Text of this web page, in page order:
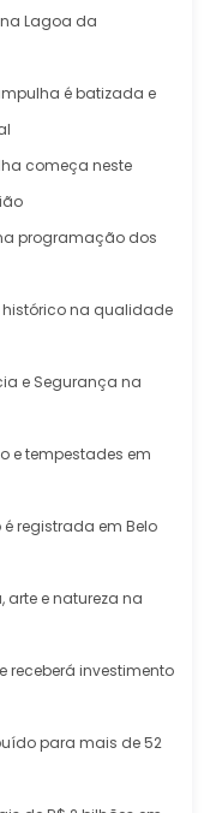
Lagoa da
é batizada e
começa neste
programação dos
na qualidade
e Segurança na
e tempestades em
registrada em Belo
arte e natureza na
receberá investimento
para mais de 52